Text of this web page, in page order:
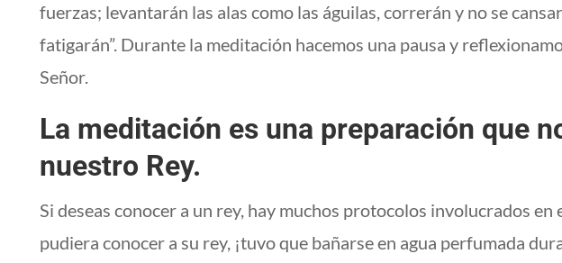
fuerzas; levantarán las alas como las águilas, correrán y no se
fatigarán”. Durante la meditación hacemos una pausa y
Señor.
La meditación es una preparación que
nuestro Rey.
Si deseas conocer a un rey, hay muchos protocolos involucrados en
pudiera conocer a su rey, ¡tuvo que bañarse en agua perfumada